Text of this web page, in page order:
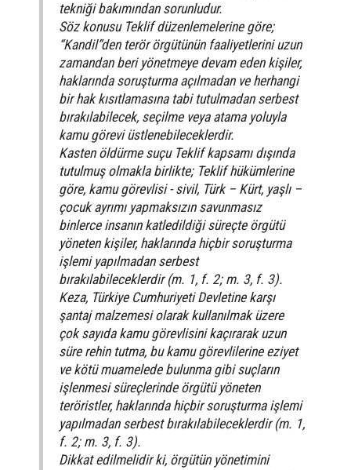
tekniği bakımından sorunludur.
Söz konusu Teklif düzenlemelerine göre;
“Kandil”den terör örgütünün faaliyetlerini uzun
zamandan beri yönetmeye devam eden kişiler,
haklarında soruşturma açılmadan ve herhangi
bir hak kısıtlamasına tabi tutulmadan serbest
bırakılabilecek, seçilme veya atama yoluyla
kamu görevi üstlenebileceklerdir.
Kasten öldürme suçu Teklif kapsamı dışında
tutulmuş olmakla birlikte; Teklif hükümlerine
göre, kamu görevlisi - sivil, Türk – Kürt, yaşlı –
çocuk ayrımı yapmaksızın savunmasız
binlerce insanın katledildiği süreçte örgütü
yöneten kişiler, haklarında hiçbir soruşturma
işlemi yapılmadan serbest
bırakılabileceklerdir (m. 1, f. 2; m. 3, f. 3).
Keza, Türkiye Cumhuriyeti Devletine karşı
şantaj malzemesi olarak kullanılmak üzere
çok sayıda kamu görevlisini kaçırarak uzun
süre rehin tutma, bu kamu görevlilerine eziyet
ve kötü muamelede bulunma gibi suçların
işlenmesi süreçlerinde örgütü yöneten
teröristler, haklarında hiçbir soruşturma işlemi
yapılmadan serbest bırakılabileceklerdir (m. 1,
f. 2; m. 3, f. 3).
Dikkat edilmelidir ki, örgütün yönetimini